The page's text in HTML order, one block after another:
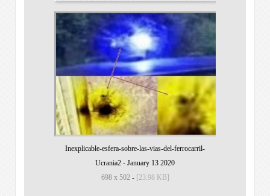
Inexplicable-esfera-sobre-las-vias-del-ferrocarril-
Ucrania2 - January 13 2020
698 x 502 - [23.98 KB]